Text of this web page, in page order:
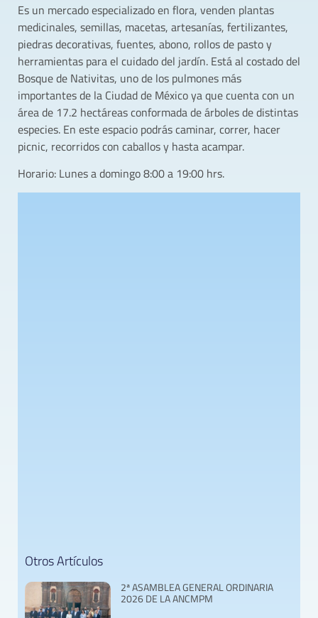
Es un mercado especializado en flora, venden plantas
medicinales, semillas, macetas, artesanías, fertilizantes,
piedras decorativas, fuentes, abono, rollos de pasto y
herramientas para el cuidado del jardín. Está al costado del
Bosque de Nativitas, uno de los pulmones más
importantes de la Ciudad de México ya que cuenta con un
área de 17.2 hectáreas conformada de árboles de distintas
especies. En este espacio podrás caminar, correr, hacer
picnic, recorridos con caballos y hasta acampar.
Horario: Lunes a domingo 8:00 a 19:00 hrs.
Otros Artículos
2ª ASAMBLEA GENERAL ORDINARIA
2026 DE LA ANCMPM